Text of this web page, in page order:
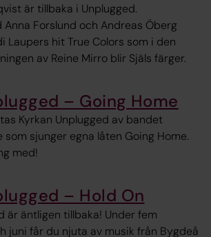
är tillbaka i Unplugged.
Anna Forslund och Andreas Öberg
Laupers hit True Colors som i den
av Reine Mirro blir Själs färger.
– Going Home
Kyrkan Unplugged av bandet
som sjunger egna låten Going Home.
med!
– Hold On
är äntligen tillbaka! Under fem
juni får du njuta av musik från Bygdeå